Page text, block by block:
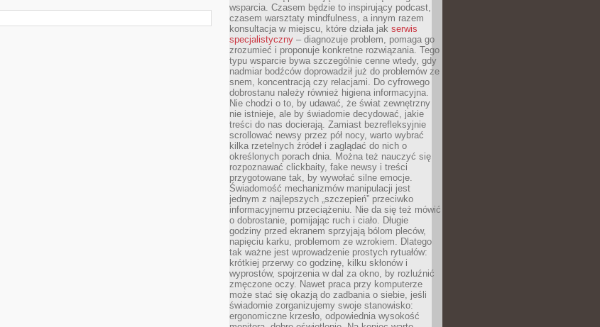
wsparcia. Czasem będzie to inspirujący podcast,
czasem warsztaty mindfulness, a innym razem
konsultacja w miejscu, które działa jak serwis
specjalistyczny – diagnozuje problem, pomaga go
zrozumieć i proponuje konkretne rozwiązania. Tego
typu wsparcie bywa szczególnie cenne wtedy, gdy
nadmiar bodźców doprowadził już do problemów ze
snem, koncentracją czy relacjami. Do cyfrowego
dobrostanu należy również higiena informacyjna.
Nie chodzi o to, by udawać, że świat zewnętrzny
nie istnieje, ale by świadomie decydować, jakie
treści do nas docierają. Zamiast bezrefleksyjnie
scrollować newsy przez pół nocy, warto wybrać
kilka rzetelnych źródeł i zaglądać do nich o
określonych porach dnia. Można też nauczyć się
rozpoznawać clickbaity, fake newsy i treści
przygotowane tak, by wywołać silne emocje.
Świadomość mechanizmów manipulacji jest
jednym z najlepszych „szczepień” przeciwko
informacyjnemu przeciążeniu. Nie da się też mówić
o dobrostanie, pomijając ruch i ciało. Długie
godziny przed ekranem sprzyjają bólom pleców,
napięciu karku, problemom ze wzrokiem. Dlatego
tak ważne jest wprowadzenie prostych rytuałów:
krótkiej przerwy co godzinę, kilku skłonów i
wyprostów, spojrzenia w dal za okno, by rozluźnić
zmęczone oczy. Nawet praca przy komputerze
może stać się okazją do zadbania o siebie, jeśli
świadomie zorganizujemy swoje stanowisko:
ergonomiczne krzesło, odpowiednia wysokość